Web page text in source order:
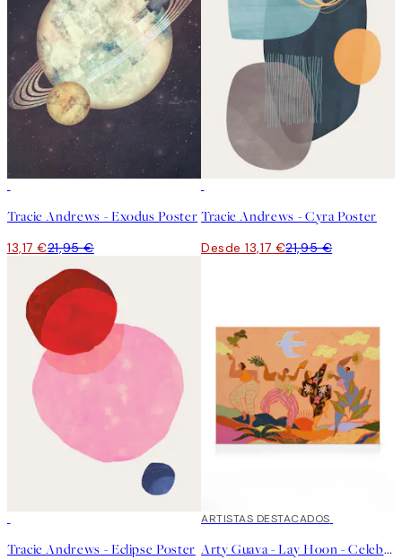
Tracie Andrews - Exodus Poster
13,17 €21,95 €
Tracie Andrews - Cyra Poster
Desde 13,17 €21,95 €
Tracie Andrews - Eclipse Poster
30%*
ARTISTAS DESTACADOS
Arty Guava - Lay Hoon - Celebration Lienzo